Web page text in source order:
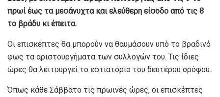
πρωί έως τα μεσάνυχτα και ελεύθερη είσοδο από τις 8
το βράδυ κι έπειτα.
Οι επισκέπτες θα μπορούν να θαυμάσουν υπό το βραδινό
φως τα αριστουργήματα των συλλογών του. Τις ίδιες
ώρες θα λειτουργεί το εστιατόριο του δευτέρου ορόφου.
Όπως κάθε Σάββατο τις πρωινές ώρες, οι επισκέπτες